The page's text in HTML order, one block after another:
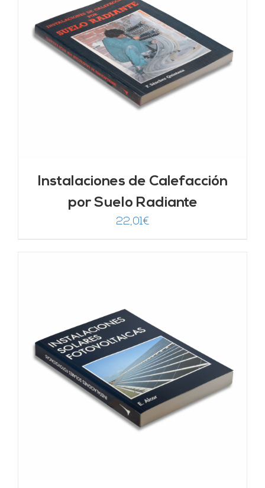
Instalaciones de Calefacción
por Suelo Radiante
22,01€